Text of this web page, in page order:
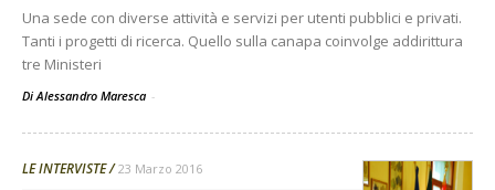
Una sede con diverse attività e servizi per utenti pubblici e privati.
Tanti i progetti di ricerca. Quello sulla canapa coinvolge addirittura
tre Ministeri
Di Alessandro Maresca -
LE INTERVISTE 23 Marzo 2016